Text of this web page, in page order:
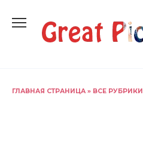
содержанию
ГЛАВНАЯ СТРАНИЦА » ВСЕ РУБРИКИ